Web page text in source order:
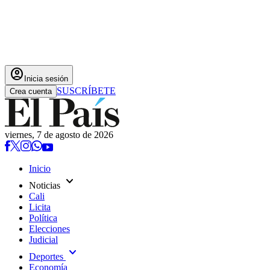
account_circle Inicia sesión
Crea cuenta SUSCRÍBETE
viernes, 7 de agosto de 2026
Inicio
Noticias expand_more
Cali
Licita
Política
Elecciones
Judicial
Deportes expand_more
Economía